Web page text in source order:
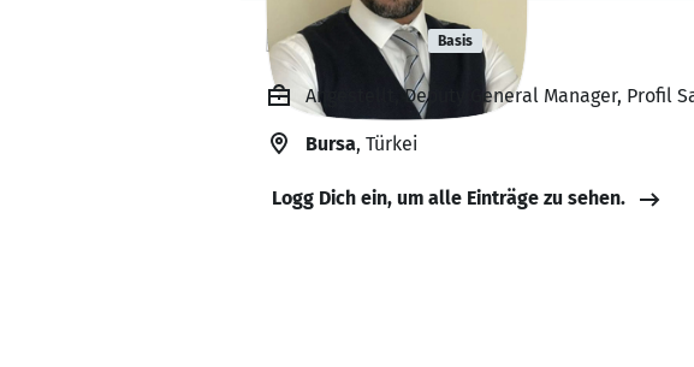
Fatih Acet Basis
Angestellt, Deputy General Manager, Profil
Bursa, Türkei
Logg Dich ein, um alle Einträge zu sehen.